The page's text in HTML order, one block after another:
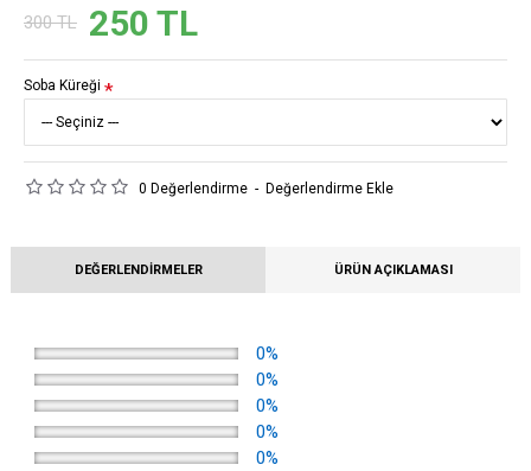
0 Değerlendirme - Değerlendirme Ekle
250 TL
300 TL
Soba Küreği
DEĞERLENDIRMELER ÜRÜN AÇIKLAMASI
0%
0%
0%
0%
0%